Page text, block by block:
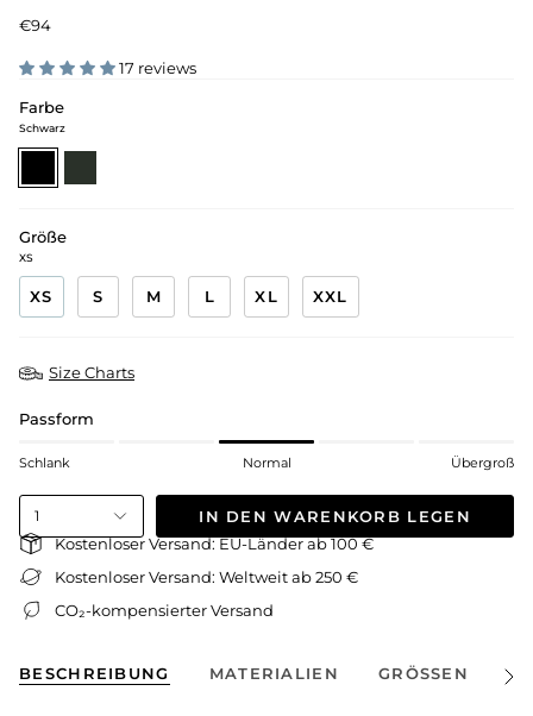
€94
17 reviews
Farbe
Schwarz
Größe
XS
XS S M L XL XXL
Size Charts
Passform
Schlank Normal Übergroß
1 IN DEN WARENKORB LEGEN
Kostenloser Versand: EU-Länder ab 100 €
Kostenloser Versand: Weltweit ab 250 €
CO₂-kompensierter Versand
BESCHREIBUNG MATERIALIEN GRÖSSEN
Alle